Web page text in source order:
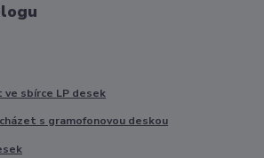
ve sbírce LP desek
s gramofonovou deskou